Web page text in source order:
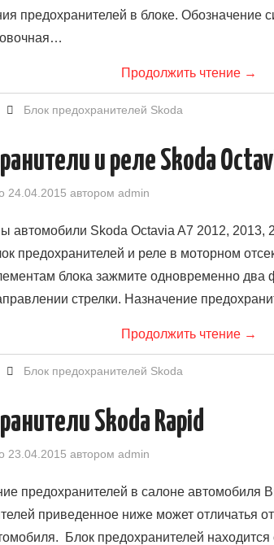
предохранителей в блоке. Обозначение
Продолжить чтение →
Блок предохранителей Skoda
и реле Skoda
24.04.2015 автором admin
автомобили Skoda Octavia A7 2012, 2013,
предохранителей и реле в моторном
блока зажмите одновременно два
стрелки. Назначение
Продолжить чтение →
Блок предохранителей Skoda
Skoda Rapid
23.04.2015 автором admin
предохранителей в салоне автомобиля
приведенное ниже может отличатья
Блок предохранителей